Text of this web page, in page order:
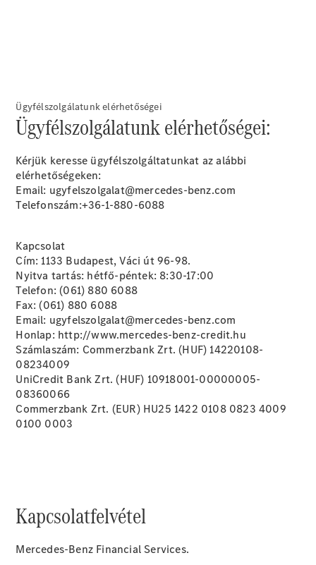
Konfigurátor
Online
Bemutatóterem
SUV
Összes SUV
EQE
SUV
Elektromos
EQS
SUV
Elektromos
Mercedes-
Maybach
EQS SUV
Elektromos
GLA
GLA
GLA Új Elektromos
GLB
GLE
Coupé
Új
GLS
Mercedes-
Ügyfélszolgálatunk elérhetőségei
Ügyfélszolgálatunk elérhetőségei:
Kérjük keresse ügyfélszolgáltatunkat az alábbi
elérhetőségeken:
Email: ugyfelszolgalat@mercedes-benz.com
Telefonszám:+36-1-880-6088
Kapcsolat
Cím: 1133 Budapest, Váci út 96-98.
Nyitva tartás: hétfő-péntek: 8:30-17:00
Telefon: (061) 880 6088
Fax: (061) 880 6088
Email: ugyfelszolgalat@mercedes-benz.com
Honlap: http://www.mercedes-benz-credit.hu
Számlaszám: Commerzbank Zrt. (HUF) 14220108-
08234009
UniCredit Bank Zrt. (HUF) 10918001-00000005-
08360066
Commerzbank Zrt. (EUR) HU25 1422 0108 0823 4009
0100 0003
Kapcsolatfelvétel
Mercedes-Benz Financial Services.